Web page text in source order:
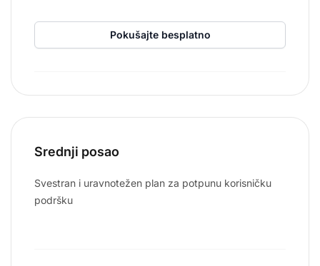
Pokušajte besplatno
Srednji posao
Svestran i uravnotežen plan za potpunu korisničku
podršku